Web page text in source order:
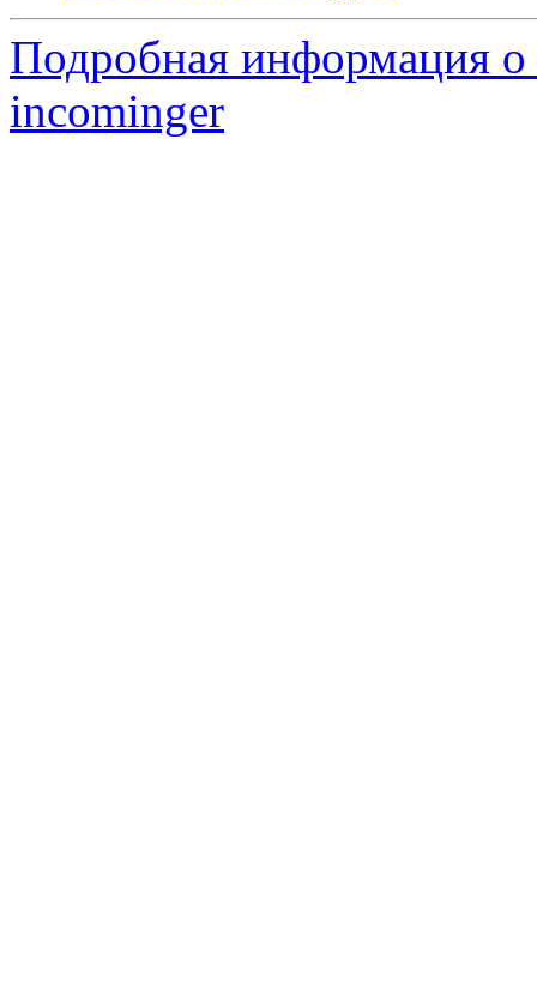
Подробная информация о
incominger